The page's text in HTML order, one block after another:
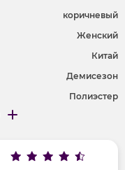
коричневый
Женский
Китай
Демисезон
Полиэстер
текстильный